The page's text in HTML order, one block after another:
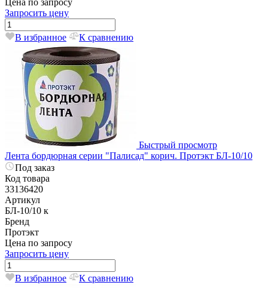
Запросить цену
В избранное К сравнению
Быстрый просмотр
Лента бордюрная серии "Палисад" корич. Протэкт БЛ-10/10
Под заказ
Код товара
33136420
Артикул
БЛ-10/10 к
Бренд
Протэкт
Цена по запросу
Запросить цену
В избранное К сравнению